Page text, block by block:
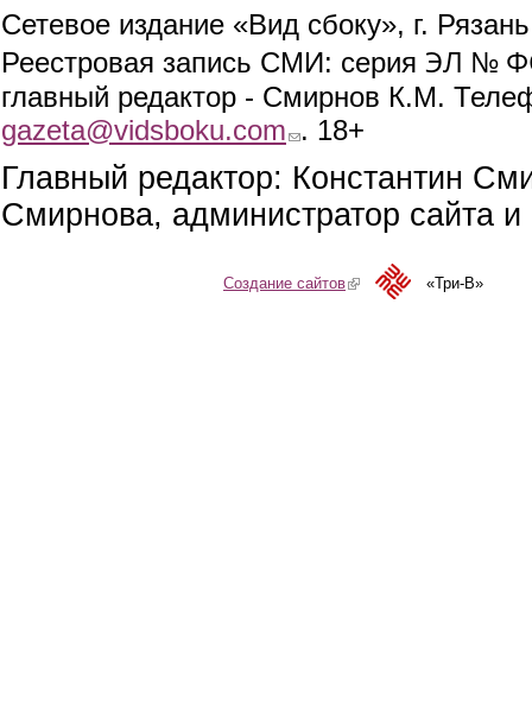
Сетевое издание «Вид сбоку», г.
Реестровая запись СМИ: серия ЭЛ №
главный редактор - Смирнов К.М.
gazeta@vidsboku.com (link sends e-mail)
. 18+
Главный редактор: Константин
Смирнова, администратор сайта
Создание сайтов(link is external)«Три-В»